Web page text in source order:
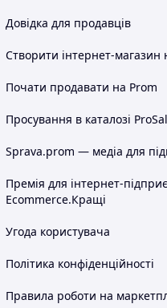
Довідка для продавців
Створити інтернет-магазин
Почати продавати на Prom
Просування в каталозі
Sprava.prom — медіа для
Премія для інтернет-
Ecommerce.Кращі
Угода користувача
Політика конфіденційності
Правила роботи на